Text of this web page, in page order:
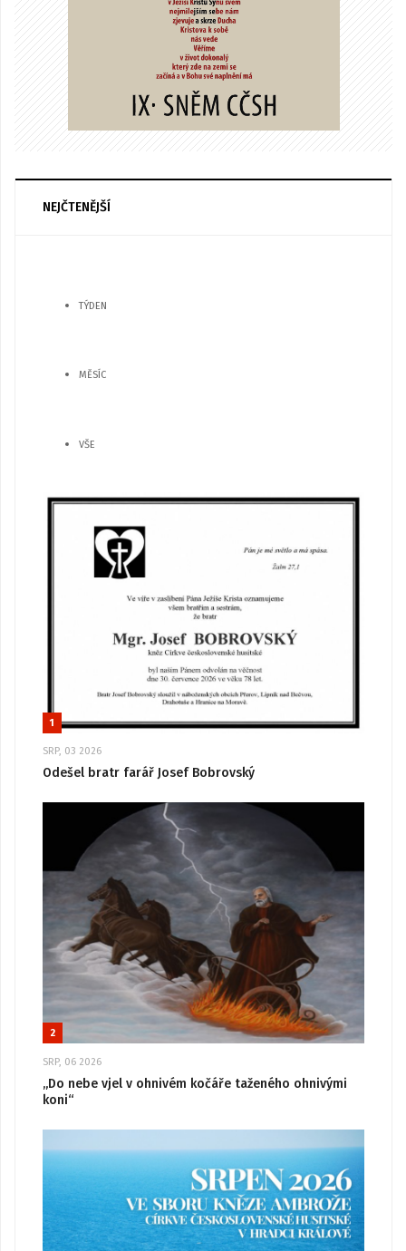
NEJČTENĚJŠÍ
TÝDEN
MĚSÍC
VŠE
1
SRP, 03 2026
Odešel bratr farář Josef Bobrovský
2
SRP, 06 2026
„Do nebe vjel v ohnivém kočáře taženého ohnivými
koni“